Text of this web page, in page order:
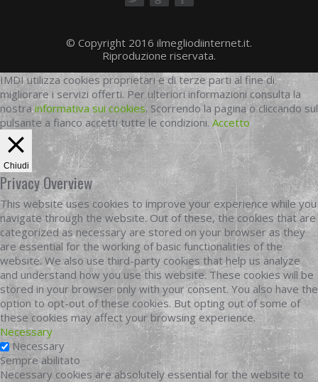
© Copyright 2016 ilmegliodiinternet.it.
Riproduzione riservata.
IMDI utilizza cookies proprietari e di terze parti al fine di
migliorare i servizi offerti. Per ulteriori informazioni consulta la
nostrainformativa sui cookies. Scorrendo la pagina o cliccando sul
pulsante a fianco accetti tutte le condizioni. Accetto
Chiudi
Privacy Overview
This website uses cookies to improve your experience while you
navigate through the website. Out of these, the cookies that are
categorized as necessary are stored on your browser as they
are essential for the working of basic functionalities of the
website. We also use third-party cookies that help us analyze
and understand how you use this website. These cookies will be
stored in your browser only with your consent. You also have the
option to opt-out of these cookies. But opting out of some of
these cookies may affect your browsing experience.
Necessary
Necessary
Sempre abilitato
Necessary cookies are absolutely essential for the website to